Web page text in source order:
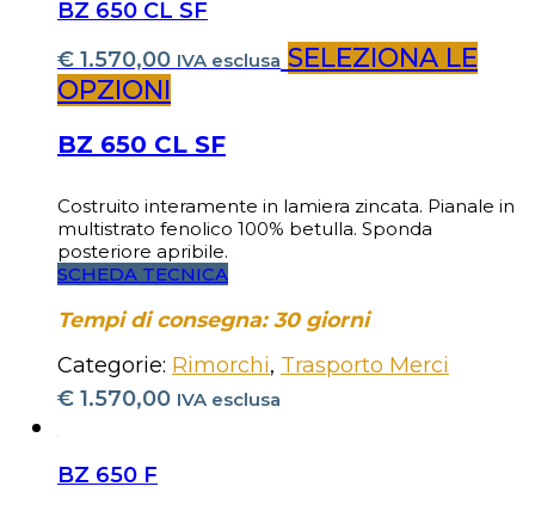
BZ 650 CL SF
€ 1.570,00 IVA esclusa SELEZIONA LE
OPZIONI
BZ 650 CL SF
Costruito interamente in lamiera zincata. Pianale in
multistrato fenolico 100% betulla. Sponda
posteriore apribile.
SCHEDA TECNICA
Tempi di consegna: 30 giorni
Categorie: Rimorchi, Trasporto Merci
€ 1.570,00 IVA esclusa
BZ 650 F